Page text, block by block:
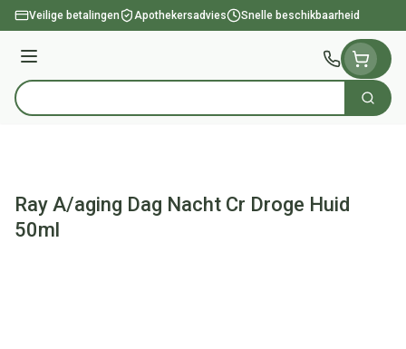
Ga naar de inhoud
Veilige betalingen Apothekersadvies Snelle beschikbaarheid
Menu
Product, merk, categorie... Zoek
Ray A/aging Dag Nacht Cr Droge Huid
50ml